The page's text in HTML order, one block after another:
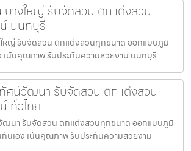
บางใหญ่ รับจัดสวน ตกแต่งสวน
นนทบุรี
หญ่ รับจัดสวน ตกแต่งสวนทุกขนาด ออกแบบภูมิ
เน้นคุณภาพ รับประกันความสวยงาม นนทบุรี
ศน์วัฒนา รับจัดสวน ตกแต่งสวน
ทั่วไทย
นา รับจัดสวน ตกแต่งสวนทุกขนาด ออกแบบภูมิ
กันเอง เน้นคุณภาพ รับประกันความสวยงาม